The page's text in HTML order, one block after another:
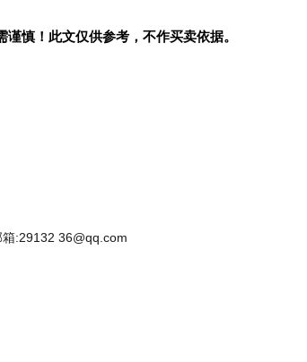
慎！此文仅供参考，不作买卖依据。
:29132 36@qq.com